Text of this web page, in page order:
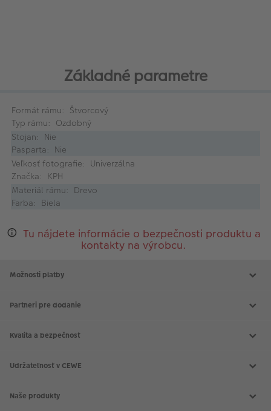
Základné parametre
Formát rámu: Štvorcový
Typ rámu: Ozdobný
Stojan: Nie
Pasparta: Nie
Veľkosť fotografie: Univerzálna
Značka: KPH
Materiál rámu: Drevo
Farba: Biela
Tu nájdete informácie o bezpečnosti produktu a
kontakty na výrobcu.
Možnosti platby
Partneri pre dodanie
Kvalita a bezpečnosť
Udržateľnosť v CEWE
Naše produkty